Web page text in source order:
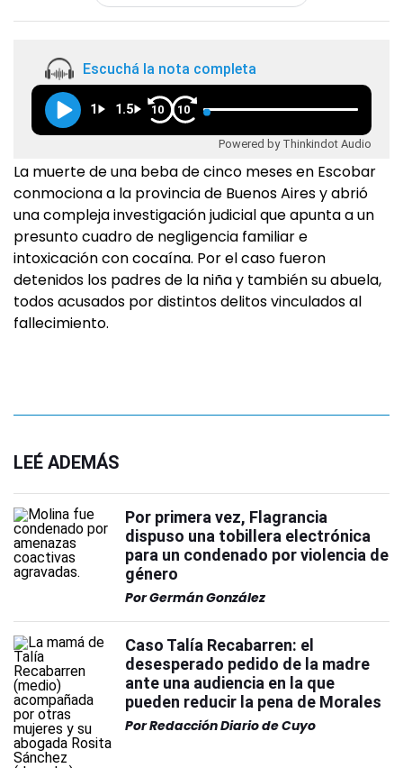
Escuchá la nota completa
1 1.5 10 10
Powered by Thinkindot Audio
La muerte de una beba de cinco meses en Escobar
conmociona a la provincia de Buenos Aires y abrió
una compleja investigación judicial que apunta a un
presunto cuadro de negligencia familiar e
intoxicación con cocaína. Por el caso fueron
detenidos los padres de la niña y también su abuela,
todos acusados por distintos delitos vinculados al
fallecimiento.
LEÉ ADEMÁS
Por primera vez, Flagrancia
dispuso una tobillera electrónica
para un condenado por violencia de
género
PorGermán González
Caso Talía Recabarren: el
desesperado pedido de la madre
ante una audiencia en la que
pueden reducir la pena de Morales
PorRedacción Diario de Cuyo